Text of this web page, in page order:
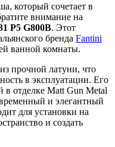
который сочетает в
внимание на
P5 G800B. Этот
бренда Fantini
ванной комнаты.
прочной латуни, что
в эксплуатации. Его
отделке Matt Gun Metal
и элегантный
для установки на
и создать